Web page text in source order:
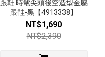
跟鞋 時髦尖頭後空造型金屬
跟鞋-黑【4913338】
NT$1,690
NT$2,390